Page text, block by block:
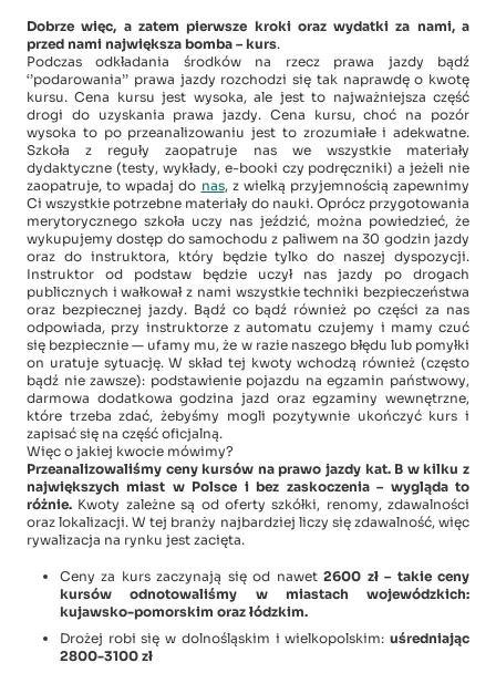
Dobrze więc, a zatem pierwsze kroki oraz wydatki za nami, a
przed nami największa bomba – kurs.
Podczas odkładania środków na rzecz prawa jazdy bądź
‘’podarowania’’ prawa jazdy rozchodzi się tak naprawdę o kwotę
kursu. Cena kursu jest wysoka, ale jest to najważniejsza część
drogi do uzyskania prawa jazdy. Cena kursu, choć na pozór
wysoka to po przeanalizowaniu jest to zrozumiałe i adekwatne.
Szkoła z reguły zaopatruje nas we wszystkie materiały
dydaktyczne (testy, wykłady, e-booki czy podręczniki) a jeżeli nie
zaopatruje, to wpadaj do nas, z wielką przyjemnością zapewnimy
Ci wszystkie potrzebne materiały do nauki. Oprócz przygotowania
merytorycznego szkoła uczy nas jeździć, można powiedzieć, że
wykupujemy dostęp do samochodu z paliwem na 30 godzin jazdy
oraz do instruktora, który będzie tylko do naszej dyspozycji.
Instruktor od podstaw będzie uczył nas jazdy po drogach
publicznych i wałkował z nami wszystkie techniki bezpieczeństwa
oraz bezpiecznej jazdy. Bądź co bądź również po części za nas
odpowiada, przy instruktorze z automatu czujemy i mamy czuć
się bezpiecznie — ufamy mu, że w razie naszego błędu lub pomyłki
on uratuje sytuację. W skład tej kwoty wchodzą również (często
bądź nie zawsze): podstawienie pojazdu na egzamin państwowy,
darmowa dodatkowa godzina jazd oraz egzaminy wewnętrzne,
które trzeba zdać, żebyśmy mogli pozytywnie ukończyć kurs i
zapisać się na część oficjalną.
Więc o jakiej kwocie mówimy?
Przeanalizowaliśmy ceny kursów na prawo jazdy kat. B w kilku z
największych miast w Polsce i bez zaskoczenia – wygląda to
różnie. Kwoty zależne są od oferty szkółki, renomy, zdawalności
oraz lokalizacji. W tej branży najbardziej liczy się zdawalność, więc
rywalizacja na rynku jest zacięta.
Ceny za kurs zaczynają się od nawet2600 zł – takie ceny
kursów odnotowaliśmy w miastach wojewódzkich:
kujawsko-pomorskim oraz łódzkim.
Drożej robi się w dolnośląskim i wielkopolskim: uśredniając
2800-3100 zł